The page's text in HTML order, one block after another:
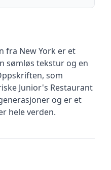
fra New York er et
sømløs tekstur og en
som
Junior's Restaurant
og er et
hele verden.